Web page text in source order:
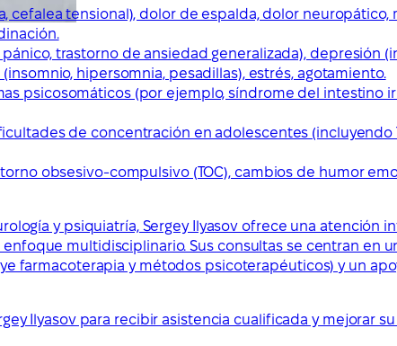
cefalea tensional), dolor de espalda, dolor
trastorno de ansiedad generalizada), depresión
hipersomnia, pesadillas), estrés, agotamiento.
psicosomáticos (por ejemplo, síndrome del intestino
de concentración en adolescentes (incluyendo
obsesivo-compulsivo (TOC), cambios de humor
y psiquiatría, Sergey Ilyasov ofrece una atención
multidisciplinario. Sus consultas se centran en
farmacoterapia y métodos psicoterapéuticos) y un
Ilyasov para recibir asistencia cualificada y mejorar